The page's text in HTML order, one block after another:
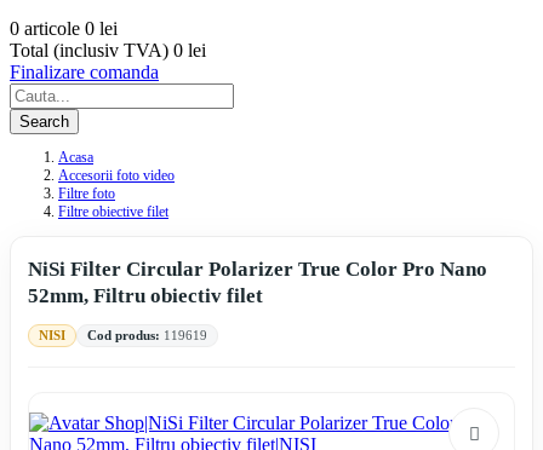
0 articole 0 lei
Total (inclusiv TVA) 0 lei
Finalizare comanda
Search
Acasa
Accesorii foto video
Filtre foto
Filtre obiective filet
NiSi Filter Circular Polarizer True Color Pro Nano
52mm, Filtru obiectiv filet
NISI Cod produs: 119619